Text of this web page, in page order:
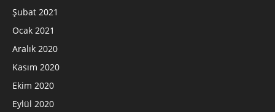
Şubat 2021
Ocak 2021
Aralık 2020
Kasım 2020
Ekim 2020
Eylül 2020